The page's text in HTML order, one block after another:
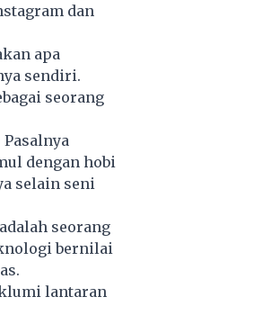
dan
apa
sendiri.
seorang
dengan hobi
selain seni
seorang
bernilai
lantaran